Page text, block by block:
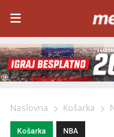
Naslovna Košarka
Košarka NBA